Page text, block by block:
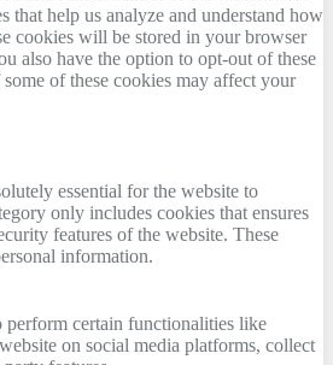
that help us analyze and understand how
cookies will be stored in your browser
also have the option to opt-out of these
of these cookies may affect your
essential for the website to
only includes cookies that ensures
features of the website. These
information.
perform certain functionalities like
on social media platforms, collect